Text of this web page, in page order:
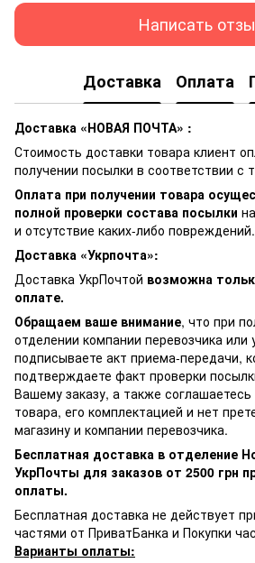
Написать
Доставка Оплата
Доставка «НОВАЯ ПОЧТА» :
Стоимость доставки товара клиент
получении посылки в соответствии с
Оплата при получении товара
полной проверки состава посылки
и отсутствие каких-либо повреждений.
Доставка «Укрпочта»:
Доставка УкрПочтой возможна
оплате.
Обращаем ваше внимание, что при
отделении компании перевозчика или
подписываете акт приема-передачи,
подтверждаете факт проверки
Вашему заказу, а также
товара, его комплектацией и нет
магазину и компании перевозчика.
Бесплатная доставка в отделение
УкрПочты для заказов от 2500 грн
оплаты.
Бесплатная доставка не действует
частями от ПриватБанка и Покупки
Варианты оплаты: